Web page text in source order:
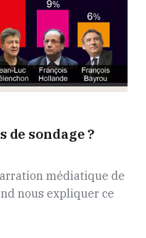
sondage ?
médiatique de
nous expliquer ce